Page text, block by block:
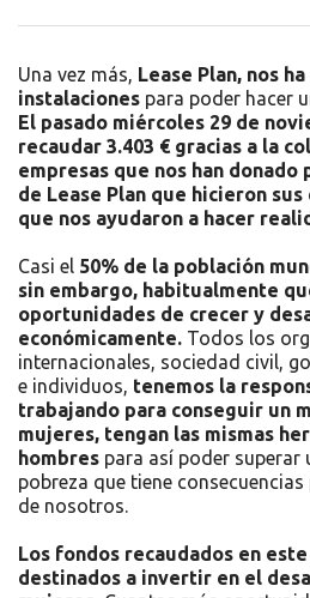
Una vez más, Lease Plan, nos
instalaciones para poder hacer
El pasado miércoles 29 de
recaudar 3.403 € gracias a la
empresas que nos han
de Lease Plan que hicieron
que nos ayudaron a hacer
Casi el 50% de la población
sin embargo, habitualmente
oportunidades de crecer y
económicamente. Todos los
internacionales, sociedad civil,
e individuos, tenemos la
trabajando para conseguir un
mujeres, tengan las mismas
hombres para así poder superar
pobreza que tiene
de nosotros.
Los fondos recaudados en
destinados a invertir en el